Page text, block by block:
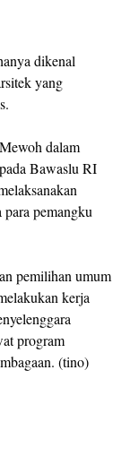
dikenal
yang
dalam
Bawaslu RI
pemangku
pemilihan umum
kerja
program
(tino)